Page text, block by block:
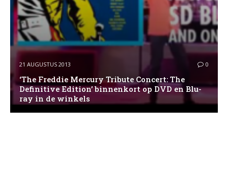
21 AUGUSTUS 2013 0
‘The Freddie Mercury Tribute Concert: The
Definitive Edition’ binnenkort op DVD en Blu-
ray in de winkels